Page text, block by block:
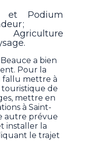
et Podium
;
a bien
Pour la
fallu mettre à
touristique de
mettre en
à Saint-
autre prévue
installer la
le trajet